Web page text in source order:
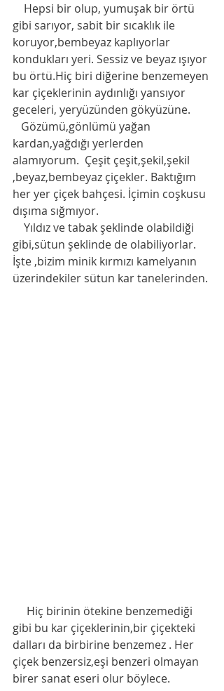
gibi sarıyor, sabit bir sıcaklık ile
koruyor,bembeyaz kaplıyorlar
kondukları yeri. Sessiz ve beyaz ışıyor
bu örtü.Hiç biri diğerine benzemeyen
kar çiçeklerinin aydınlığı yansıyor
geceleri, yeryüzünden gökyüzüne.
kardan,yağdığı yerlerden
alamıyorum.  Çeşit çeşit,şekil,şekil
,beyaz,bembeyaz çiçekler. Baktığım
her yer çiçek bahçesi. İçimin coşkusu
dışıma sığmıyor.
gibi,sütun şeklinde de olabiliyorlar.
İşte ,bizim minik kırmızı kamelyanın
üzerindekiler sütun kar tanelerinden.
gibi bu kar çiçeklerinin,bir çiçekteki
dalları da birbirine benzemez . Her
çiçek benzersiz,eşi benzeri olmayan
birer sanat eseri olur böylece.